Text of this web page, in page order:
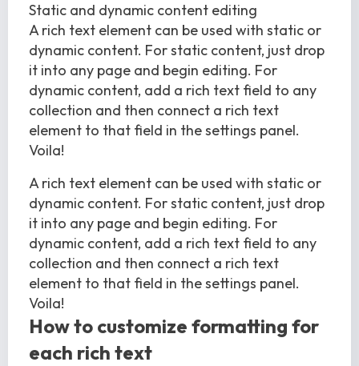
Static and dynamic content editing
A rich text element can be used with static or
dynamic content. For static content, just drop
it into any page and begin editing. For
dynamic content, add a rich text field to any
collection and then connect a rich text
element to that field in the settings panel.
Voila!
A rich text element can be used with static or
dynamic content. For static content, just drop
it into any page and begin editing. For
dynamic content, add a rich text field to any
collection and then connect a rich text
element to that field in the settings panel.
Voila!
How to customize formatting for
each rich text